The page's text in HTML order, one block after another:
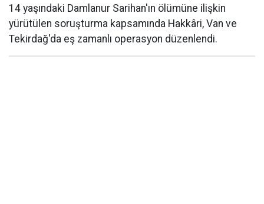
14 yaşındaki Damlanur Sarihan'ın ölümüne ilişkin
yürütülen soruşturma kapsamında Hakkâri, Van ve
Tekirdağ'da eş zamanlı operasyon düzenlendi.